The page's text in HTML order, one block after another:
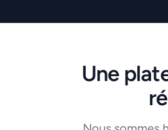
Une